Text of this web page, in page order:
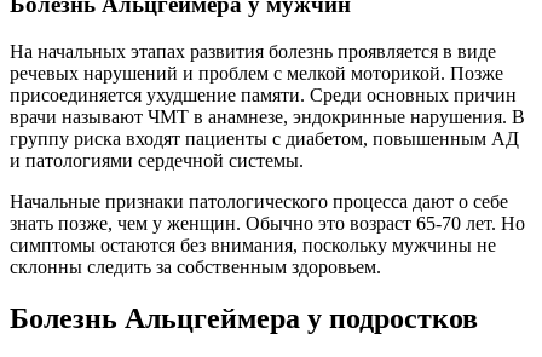
На начальных этапах развития болезнь проявляется в виде
речевых нарушений и проблем с мелкой моторикой. Позже
присоединяется ухудшение памяти. Среди основных причин
врачи называют ЧМТ в анамнезе, эндокринные нарушения. В
группу риска входят пациенты с диабетом, повышенным АД
и патологиями сердечной системы.
Начальные признаки патологического процесса дают о себе
знать позже, чем у женщин. Обычно это возраст 65-70 лет. Но
симптомы остаются без внимания, поскольку мужчины не
склонны следить за собственным здоровьем.
Болезнь Альцгеймера у подростков